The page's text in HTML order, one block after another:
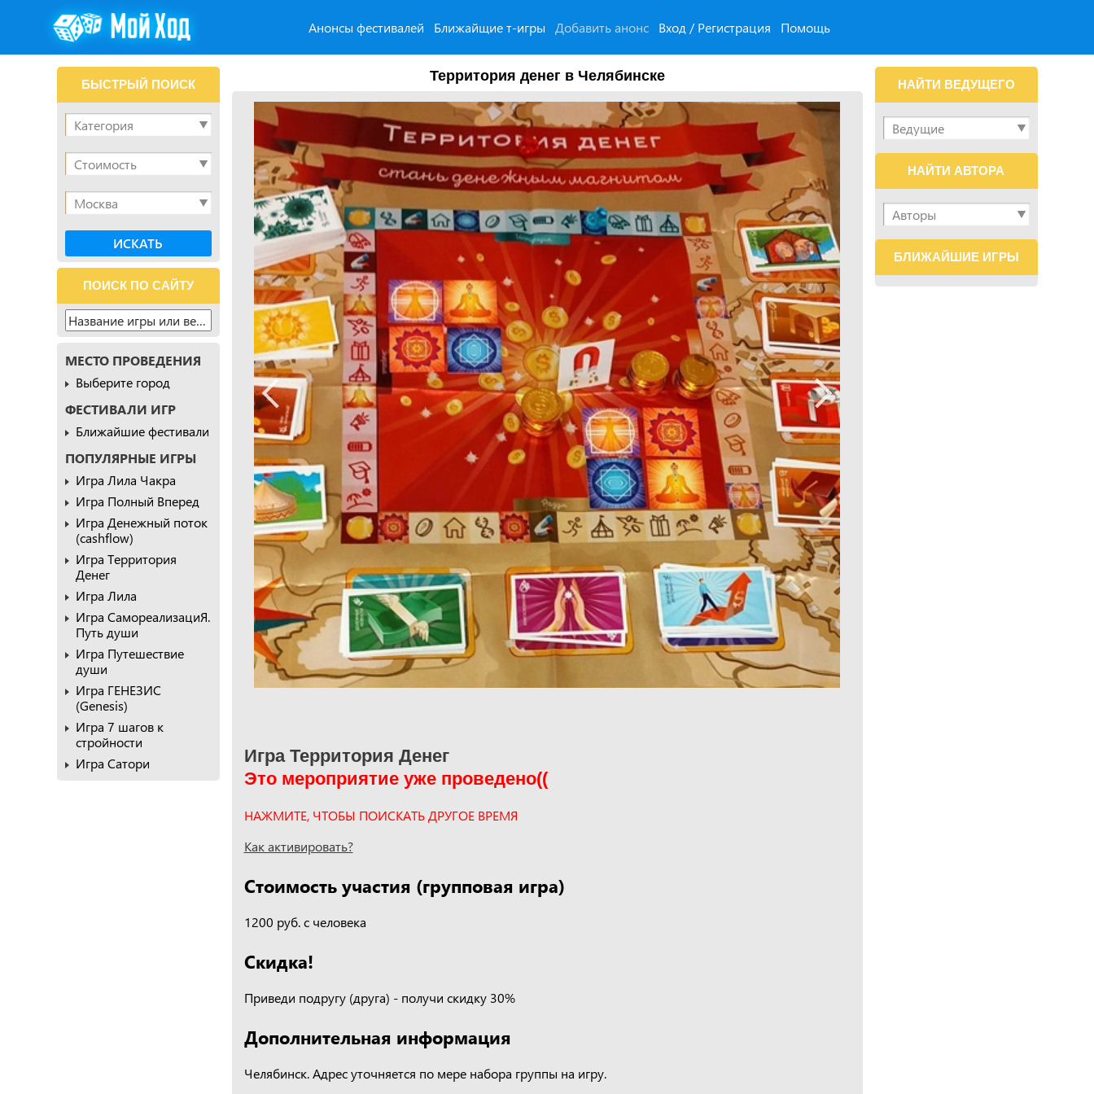
Анонсы фестивалей Ближайщие т-игры Добавить анонс Вход / Регистрация Помощь
Территория денег в Челябинске
Игра Территория Денег
Это мероприятие уже проведено((
НАЖМИТЕ, ЧТОБЫ ПОИСКАТЬ ДРУГОЕ ВРЕМЯ
Как активировать?
Стоимость участия (групповая игра)
1200 руб. с человека
Скидка!
Приведи подругу (друга) - получи скидку 30%
Дополнительная информация
Челябинск. Адрес уточняется по мере набора группы на игру.
БЫСТРЫЙ ПОИСК
ПОИСК ПО САЙТУ
МЕСТО ПРОВЕДЕНИЯ
Выберите город
ФЕСТИВАЛИ ИГР
Ближайшие фестивали
ПОПУЛЯРНЫЕ ИГРЫ
Игра Лила Чакра
Игра Полный Вперед
Игра Денежный поток
(cashflow)
Игра Территория
Денег
Игра Лила
Игра СамореализациЯ.
Путь души
Игра Путешествие
души
Игра ГЕНЕЗИС
(Genesis)
Игра 7 шагов к
стройности
Игра Сатори
НАЙТИ ВЕДУЩЕГО
НАЙТИ АВТОРА
БЛИЖАЙШИЕ ИГРЫ